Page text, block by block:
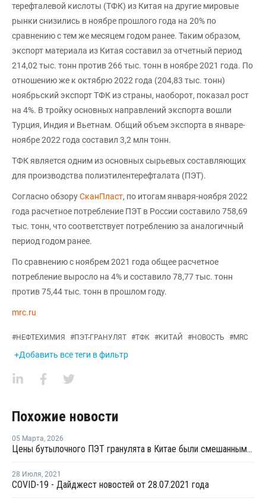
терефталевой кислоты (ТФК) из Китая на другие мировые
рынки снизились в ноябре прошлого года на 20% по
сравнению с тем же месяцем годом ранее. Таким образом,
экспорт материала из Китая составил за отчетный период
214,02 тыс. тонн против 266 тыс. тонн в ноябре 2021 года. По
отношению же к октябрю 2022 года (204,83 тыс. тонн)
ноябрьский экспорт ТФК из страны, наоборот, показал рост
на 4%. В тройку основных направлений экспорта вошли
Турция, Индия и Вьетнам. Общий объем экспорта в январе-
ноябре 2022 года составил 3,2 млн тонн.
ТФК является одним из основных сырьевых составляющих
для производства полиэтилентерефталата (ПЭТ).
Согласно обзоруСканПласт, по итогам января-ноября 2022
года расчетное потребление ПЭТ в России составило 758,69
тыс. тонн, что соответствует потреблению за аналогичный
период годом ранее.
По сравнению с ноябрем 2021 года общее расчетное
потребление выросло на 4% и составило 78,77 тыс. тонн
против 75,44 тыс. тонн в прошлом году.
mrc.ru
#НЕФТЕХИМИЯ #ПЭТ-ГРАНУЛЯТ #ТФК #КИТАЙ #НОВОСТЬ #MRC
+Добавить все теги в фильтр
Похожие новости
05 Марта, 2026
Цены бутылочного ПЭТ гранулята в Китае были смешанными в феврале
28 Июля, 2021
COVID-19 - Дайджест новостей от 28.07.2021 года